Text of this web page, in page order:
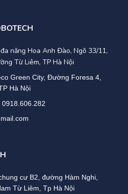
năng Hoa Anh Đào, Ngõ 33/11,
Từ Liêm, TP Hà Nội
Green City, Đường Foresa 4,
Hà Nội
cư B2, đường Hàm Nghi,
Từ Liêm, Tp Hà Nội